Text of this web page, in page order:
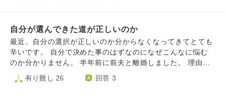
自分が選んできた道が正しいのか
最近、自分の選択が正しいのか分からなくなってきてとても
辛いです。 自分で決めた事のはずなのになぜこんなに悩む
のか分かりません。 半年前に前夫と離婚しました。 理由と
しては、子供の有無についての価値観の違い、何もかも私の
せいにされる、証拠もないのに不倫してると決めつけられ
有り難し 26 回答 3